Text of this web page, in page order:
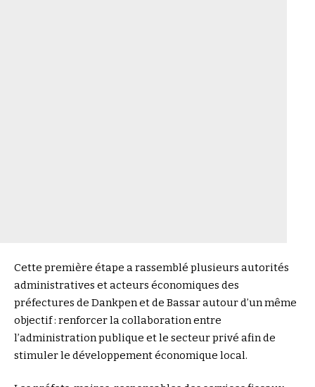
Cette première étape a rassemblé plusieurs autorités
administratives et acteurs économiques des
préfectures de Dankpen et de Bassar autour d’un même
objectif : renforcer la collaboration entre
l’administration publique et le secteur privé afin de
stimuler le développement économique local.